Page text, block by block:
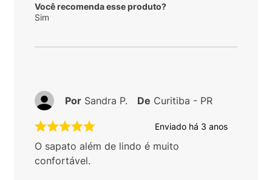
Você recomenda esse produto?
Sim
Enviado há 3 anos
O sapato além de lindo é muito
confortável.
Por Sandra P. De Curitiba - PR